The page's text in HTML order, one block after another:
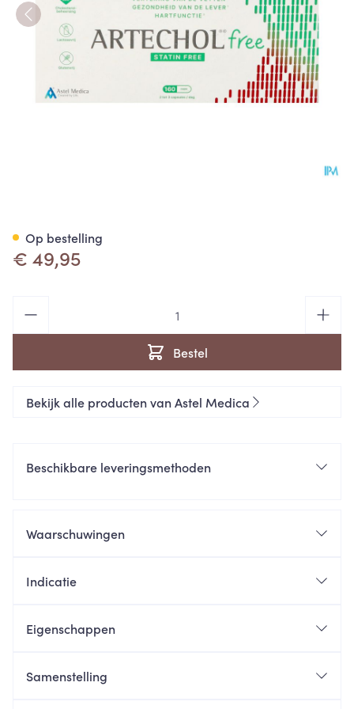
€ 49,95
Bestel
Op bestelling
Bekijk alle producten van Astel Medica
Beschikbare leveringsmethoden
Waarschuwingen
Indicatie
Eigenschappen
Samenstelling